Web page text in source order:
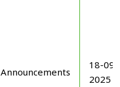
Announcements
18-09-
2025